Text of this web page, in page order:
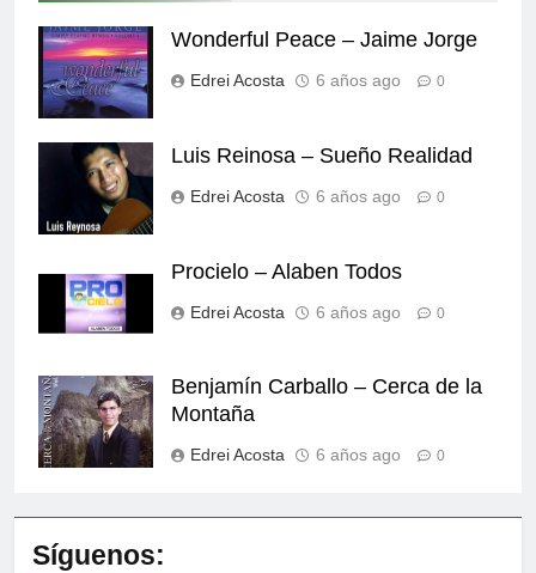
Wonderful Peace – Jaime Jorge
Edrei Acosta 6 años ago 0
Luis Reinosa – Sueño Realidad
Edrei Acosta 6 años ago 0
Procielo – Alaben Todos
Edrei Acosta 6 años ago 0
Benjamín Carballo – Cerca de la
Montaña
Edrei Acosta 6 años ago 0
Síguenos: